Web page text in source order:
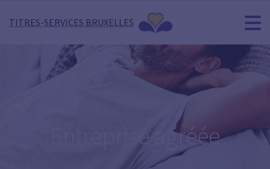
TITRES-SERVICES BRUXELLES
Entreprise agréée